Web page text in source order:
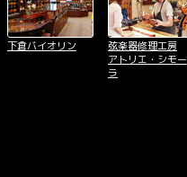
下倉バイオリン
弦楽器修理工房
アトリエ・シモー
ラ